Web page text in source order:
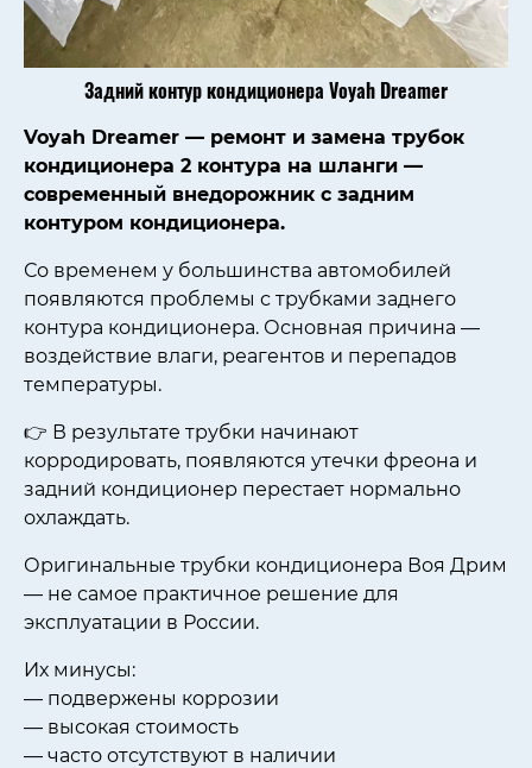
Задний контур кондиционера Voyah Dreamer
Voyah Dreamer — ремонт и замена трубок
кондиционера 2 контура на шланги —
современный внедорожник с задним
контуром кондиционера.
Со временем у большинства автомобилей
появляются проблемы с трубками заднего
контура кондиционера. Основная причина —
воздействие влаги, реагентов и перепадов
температуры.
👉 В результате трубки начинают
корродировать, появляются утечки фреона и
задний кондиционер перестает нормально
охлаждать.
Оригинальные трубки кондиционера Воя Дрим
— не самое практичное решение для
эксплуатации в России.
Их минусы:
— подвержены коррозии
— высокая стоимость
— часто отсутствуют в наличии